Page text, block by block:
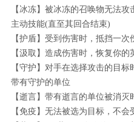
【冰冻】被冰冻的召唤物无法
主动技能(直至其回合结束)
【护盾】受到伤害时，抵挡一次
【汲取】造成伤害时，恢复你的
【守护】对手在选择攻击的目
带有守护的单位
【逝言】带有逝言的单位被消灭
【免疫】无法被选为目标，不